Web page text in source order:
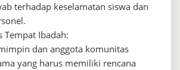
terhadap keselamatan siswa dan
Tempat Ibadah:
dan anggota komunitas
yang harus memiliki rencana